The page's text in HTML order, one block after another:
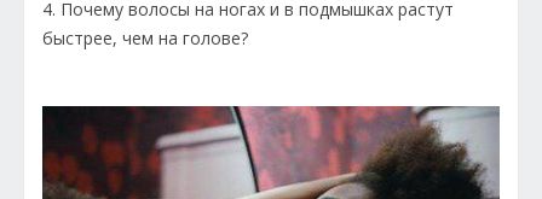
4. Почему волосы на ногах и в подмышках растут
быстрее, чем на голове?